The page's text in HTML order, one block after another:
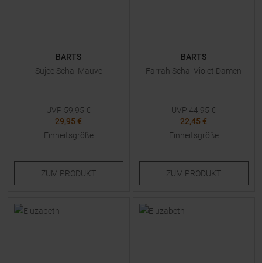
BARTS
Sujee Schal Mauve
UVP 59,95 €
29,95 €
Einheitsgröße
ZUM PRODUKT
BARTS
Farrah Schal Violet Damen
UVP 44,95 €
22,45 €
Einheitsgröße
ZUM PRODUKT